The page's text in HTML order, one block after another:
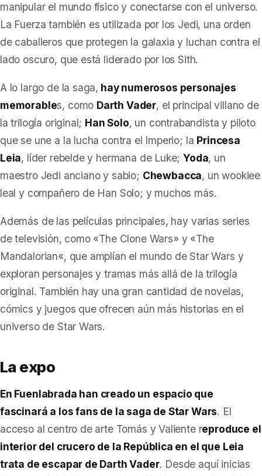
manipular el mundo físico y conectarse con el universo.
La Fuerza también es utilizada por los Jedi, una orden
de caballeros que protegen la galaxia y luchan contra el
lado oscuro, que está liderado por los Sith.
A lo largo de la saga, hay numerosos personajes
memorables, como Darth Vader, el principal villano de
la trilogía original; Han Solo, un contrabandista y piloto
que se une a la lucha contra el Imperio; la Princesa
Leia, líder rebelde y hermana de Luke;Yoda, un
maestro Jedi anciano y sabio; Chewbacca, un wookiee
leal y compañero de Han Solo; y muchos más.
Además de las películas principales, hay varias series
de televisión, como «The Clone Wars» y «The
Mandalorian«, que amplían el mundo de Star Wars y
exploran personajes y tramas más allá de la trilogía
original. También hay una gran cantidad de novelas,
cómics y juegos que ofrecen aún más historias en el
universo de Star Wars.
La expo
En Fuenlabrada han creado un espacio que
fascinará a los fans de la saga de Star Wars. El
acceso al centro de arte Tomás y Valiente reproduce el
interior del crucero de la República en el que Leia
trata de escapar de Darth Vader. Desde aquí inicias